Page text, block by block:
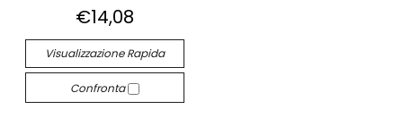
€14,08
Visualizzazione Rapida
Confronta